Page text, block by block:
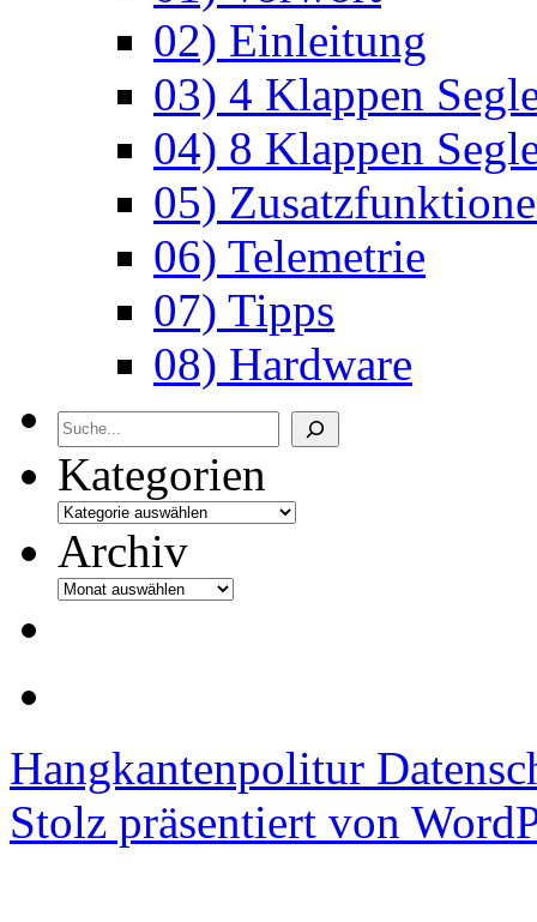
02) Einleitung
03) 4 Klappen
04) 8 Klappen
05)
06) Telemetrie
07) Tipps
08) Hardware
Archiv
Kategorien
Archiv
Hangkantenpolitur
Stolz präsentiert von